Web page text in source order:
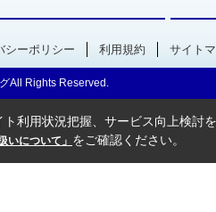
シーポリシー 利用規約 サイト
All Rights Reserved.
利用状況把握、サービス向上検討
いについて」 をご確認ください。